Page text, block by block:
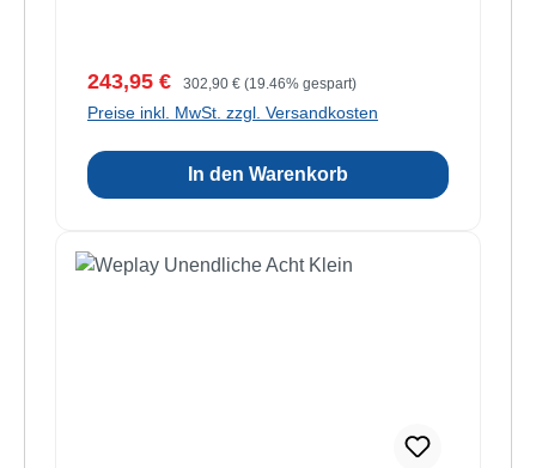
Verkaufspreis:
243,95 € Regulärer Preis:
302,90 € (19.46% gespart)
Preise inkl. MwSt. zzgl. Versandkosten
In den Warenkorb